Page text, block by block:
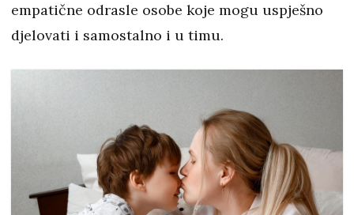
empatične odrasle osobe koje mogu uspješno
djelovati i samostalno i u timu.